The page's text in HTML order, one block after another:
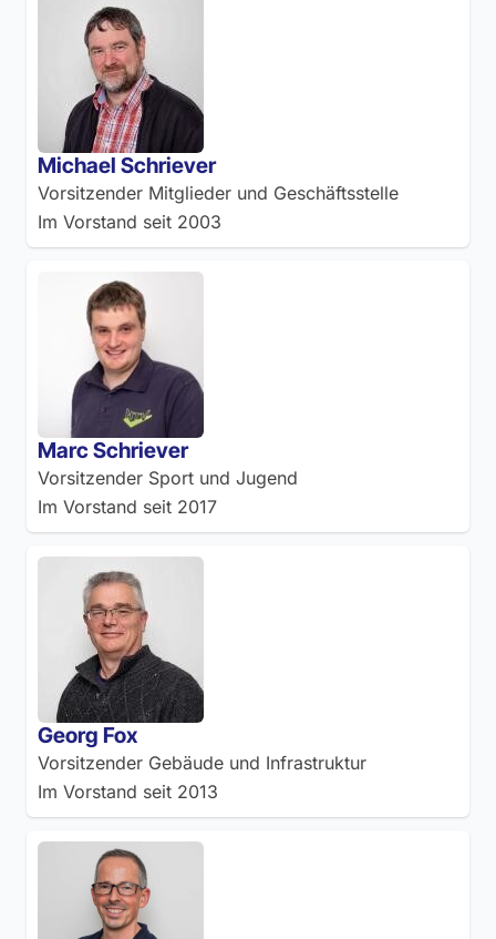
Michael Schriever
Vorsitzender Mitglieder und Geschäftsstelle
Im Vorstand seit 2003
Marc Schriever
Vorsitzender Sport und Jugend
Im Vorstand seit 2017
Georg Fox
Vorsitzender Gebäude und Infrastruktur
Im Vorstand seit 2013